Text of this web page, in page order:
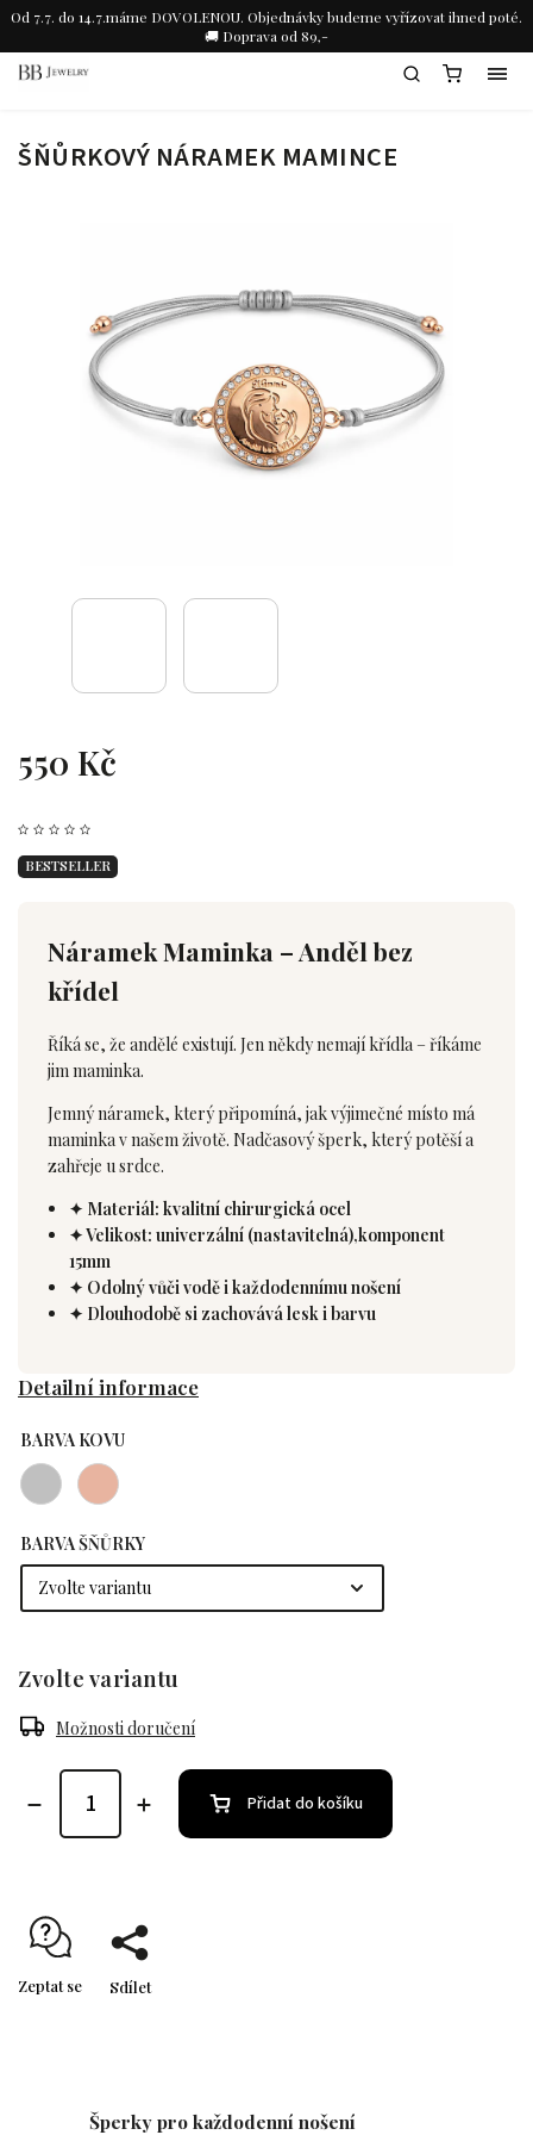
Od 7.7. do 14.7.máme DOVOLENOU. Objednávky budeme vyřízovat ihned poté.
🚚 Doprava od 89,-
ŠŇŮRKOVÝ NÁRAMEK MAMINCE
550 Kč
BESTSELLER
Náramek Maminka – Anděl bez
křídel
Říká se, že andělé existují. Jen někdy nemají křídla – říkáme
jim maminka.
Jemný náramek, který připomíná, jak výjimečné místo má
maminka v našem životě. Nadčasový šperk, který potěší a
zahřeje u srdce.
✦ Materiál: kvalitní chirurgická ocel
✦ Velikost: univerzální (nastavitelná),komponent
15mm
✦ Odolný vůči vodě i každodennímu nošení
✦ Dlouhodobě si zachovává lesk i barvu
Detailní informace
BARVA KOVU
BARVA ŠŇŮRKY
Zvolte variantu
Možnosti doručení
Přidat do košíku
Zeptat se Sdílet
Šperky pro každodenní nošení